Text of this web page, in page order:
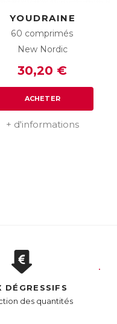
YOUDRAINE
60 comprimés
New Nordic
30,20 €
ACHETER
+ d'informations
DÉGRESSIFS
des quantités